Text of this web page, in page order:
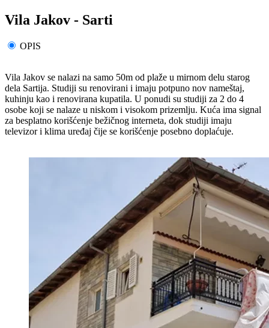
Vila Jakov - Sarti
OPIS
Vila Jakov se nalazi na samo 50m od plaže u mirnom delu starog
dela Sartija. Studiji su renovirani i imaju potpuno nov nameštaj,
kuhinju kao i renovirana kupatila. U ponudi su studiji za 2 do 4
osobe koji se nalaze u niskom i visokom prizemlju. Kuća ima signal
za besplatno korišćenje bežičnog interneta, dok studiji imaju
televizor i klima uređaj čije se korišćenje posebno doplaćuje.